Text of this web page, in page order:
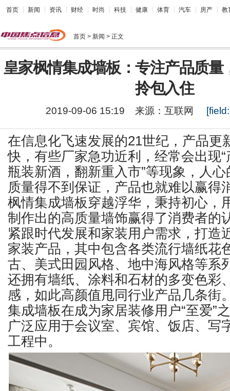
首页 新闻 资讯 财经 时尚 科技 健康 体育 汽车 房产 教
首页 > 新闻 > 正文
皇家枫情集成墙板：专注产品质量
拎包入住
2019-09-06 15:19 来源： 互联网
在信息化飞速发展的21世纪，产品更
快，有些厂家急功近利，经常会出现
瓶装新酒，翻新重入市”等现象，人
质量得不到保证，产品也就难以赢得
枫情集成墙板穿越浮华，秉持初心，
制作出的高质量墙饰赢得了消费者的
紧跟时代发展和家装用户需求，打造
家装产品，其中包含各类流行墙纸花
古、美式田园风格、地中海风格等系
还拥有墙纸、涂料和石材的多变色彩
感，如此高颜值甩同行业产品几条街
集成墙板在成为家居装修用户“至爱”
广泛应用于会议室、宾馆、饭店、写
工程中。